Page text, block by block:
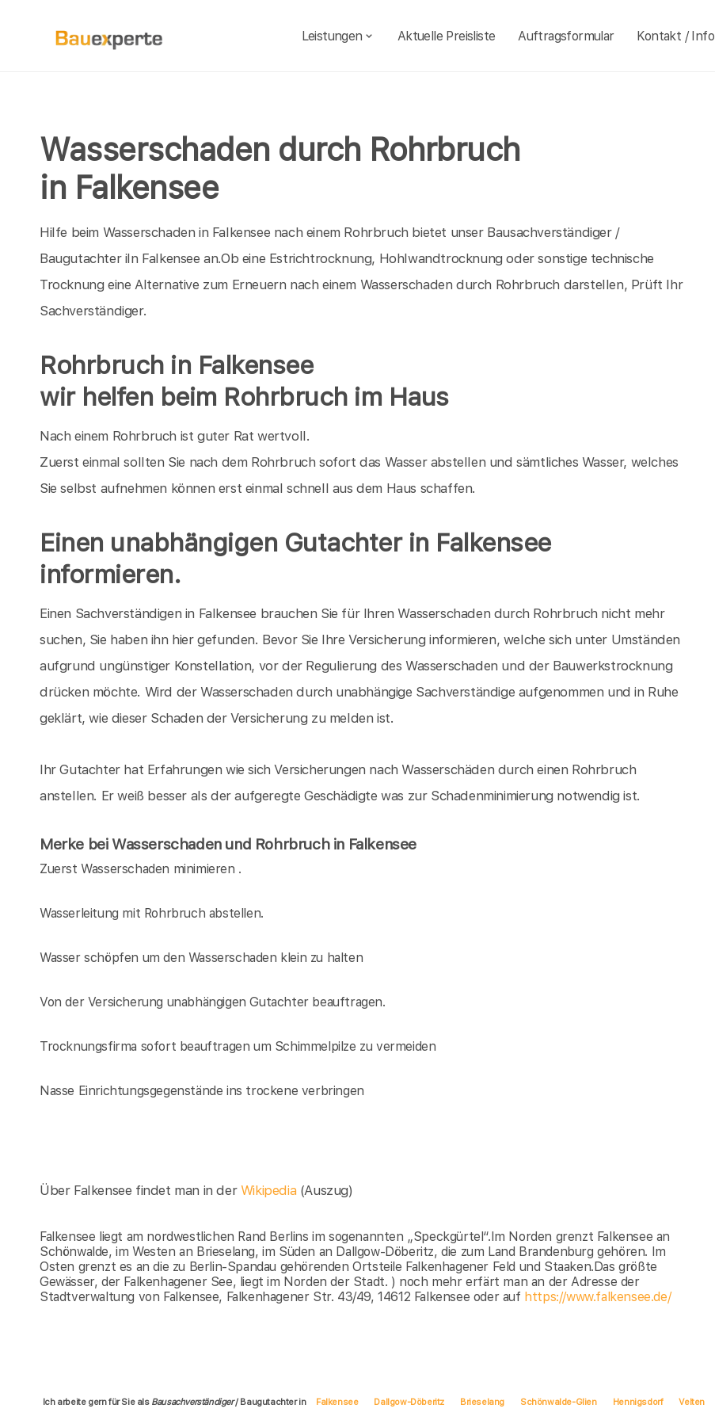
Leistungen Aktuelle Preisliste Auftragsformular Kontakt / Info
Wasserschaden durch Rohrbruch
in Falkensee
Hilfe beim Wasserschaden in Falkensee nach einem Rohrbruch bietet unser Bausachverständiger /
Baugutachter iIn Falkensee an.Ob eine Estrichtrocknung, Hohlwandtrocknung oder sonstige technische
Trocknung eine Alternative zum Erneuern nach einem Wasserschaden durch Rohrbruch darstellen, Prüft Ihr
Sachverständiger.
Rohrbruch in Falkensee
wir helfen beim Rohrbruch im Haus
Nach einem Rohrbruch ist guter Rat wertvoll.
Zuerst einmal sollten Sie nach dem Rohrbruch sofort das Wasser abstellen und sämtliches Wasser, welches
Sie selbst aufnehmen können erst einmal schnell aus dem Haus schaffen.
Einen unabhängigen Gutachter in Falkensee
informieren.
Einen Sachverständigen in Falkensee brauchen Sie für Ihren Wasserschaden durch Rohrbruch nicht mehr
suchen, Sie haben ihn hier gefunden. Bevor Sie Ihre Versicherung informieren, welche sich unter Umständen
aufgrund ungünstiger Konstellation, vor der Regulierung des Wasserschaden und der Bauwerkstrocknung
drücken möchte. Wird der Wasserschaden durch unabhängige Sachverständige aufgenommen und in Ruhe
geklärt, wie dieser Schaden der Versicherung zu melden ist.
Ihr Gutachter hat Erfahrungen wie sich Versicherungen nach Wasserschäden durch einen Rohrbruch
anstellen. Er weiß besser als der aufgeregte Geschädigte was zur Schadenminimierung notwendig ist.
Merke bei Wasserschaden und Rohrbruch in Falkensee
Zuerst Wasserschaden minimieren .
Wasserleitung mit Rohrbruch abstellen.
Wasser schöpfen um den Wasserschaden klein zu halten
Von der Versicherung unabhängigen Gutachter beauftragen.
Trocknungsfirma sofort beauftragen um Schimmelpilze zu vermeiden
Nasse Einrichtungsgegenstände ins trockene verbringen
Über Falkensee findet man in der Wikipedia (Auszug)
Falkensee liegt am nordwestlichen Rand Berlins im sogenannten „Speckgürtel“.Im Norden grenzt Falkensee an
Schönwalde, im Westen an Brieselang, im Süden an Dallgow-Döberitz, die zum Land Brandenburg gehören. Im
Osten grenzt es an die zu Berlin-Spandau gehörenden Ortsteile Falkenhagener Feld und Staaken.Das größte
Gewässer, der Falkenhagener See, liegt im Norden der Stadt. ) noch mehr erfärt man an der Adresse der
Stadtverwaltung von Falkensee, Falkenhagener Str. 43/49, 14612 Falkensee oder auf https://www.falkensee.de/
Ich arbeite gern für Sie als Bausachverständiger/ Baugutachter in Falkensee Dallgow-Döberitz Brieselang Schönwalde-Glien Hennigsdorf Velten